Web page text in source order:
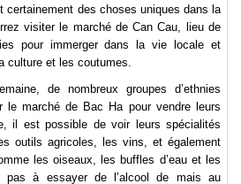
certainement des choses uniques dans la
visiter le marché de Can Cau, lieu de
pour immerger dans la vie locale et
culture et les coutumes.
de nombreux groupes d’ethnies
le marché de Bac Ha pour vendre leurs
il est possible de voir leurs spécialités
outils agricoles, les vins, et également
les oiseaux, les buffles d’eau et les
pas à essayer de l’alcool de mais au